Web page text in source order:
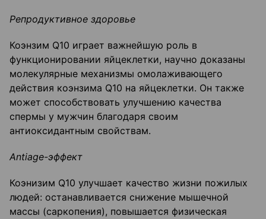
Репродуктивное здоровье
Коэнзим Q10 играет важнейшую роль в
функционировании яйцеклетки, научно доказаны
молекулярные механизмы омолаживающего
действия коэнзима Q10 на яйцеклетки. Он также
может способствовать улучшению качества
спермы у мужчин благодаря своим
антиоксидантным свойствам.
Antiage-эффект
Коэнизим Q10 улучшает качество жизни пожилых
людей: останавливается снижение мышечной
массы (саркопения), повышается физическая